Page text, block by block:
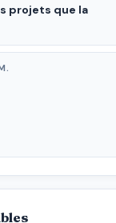
projets que la